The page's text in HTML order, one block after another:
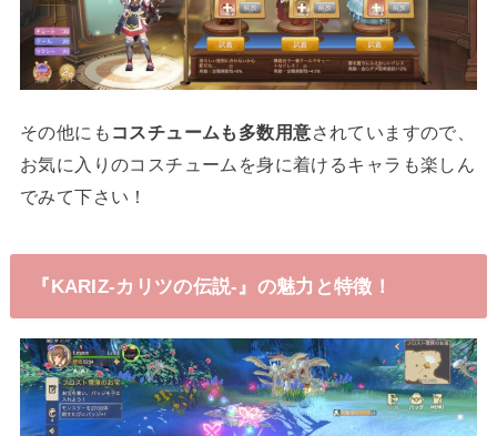
その他にも コスチュームも多数用意されていますので、
お気に入りのコスチュームを身に着けるキャラも楽しん
でみて下さい！
『KARIZ-カリツの伝説‐』の魅力と特徴！